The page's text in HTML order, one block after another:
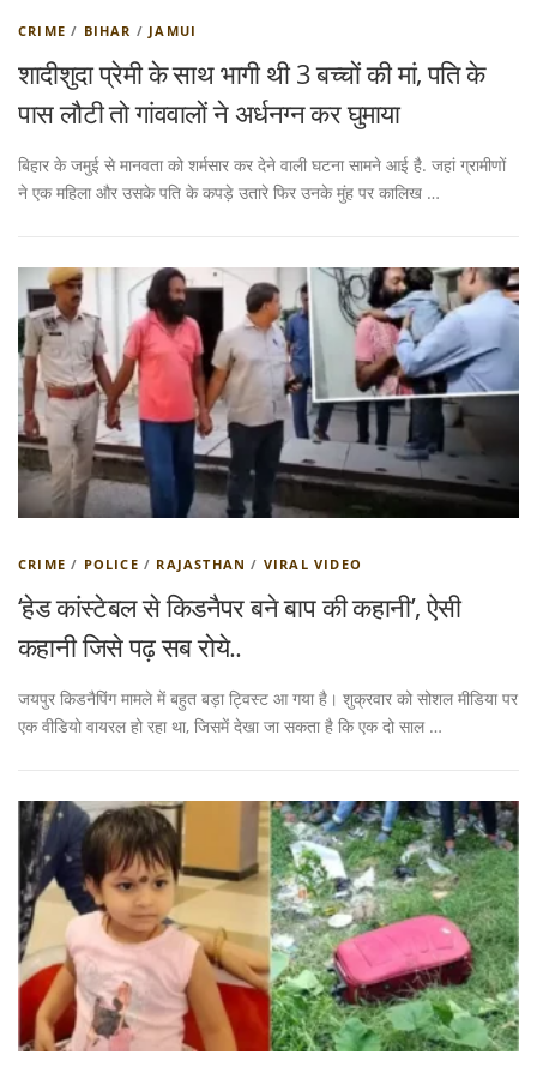
CRIME / BIHAR / JAMUI
शादीशुदा प्रेमी के साथ भागी थी 3 बच्चों की मां, पति के
पास लौटी तो गांववालों ने अर्धनग्न कर घुमाया
बिहार के जमुई से मानवता को शर्मसार कर देने वाली घटना सामने आई है. जहां ग्रामीणों
ने एक महिला और उसके पति के कपड़े उतारे फिर उनके मुंह पर कालिख …
CRIME / POLICE / RAJASTHAN / VIRAL VIDEO
‘हेड कांस्टेबल से किडनैपर बने बाप की कहानी’, ऐसी
कहानी जिसे पढ़ सब रोये..
जयपुर किडनैपिंग मामले में बहुत बड़ा ट्विस्ट आ गया है। शुक्रवार को सोशल मीडिया पर
एक वीडियो वायरल हो रहा था, जिसमें देखा जा सकता है कि एक दो साल …